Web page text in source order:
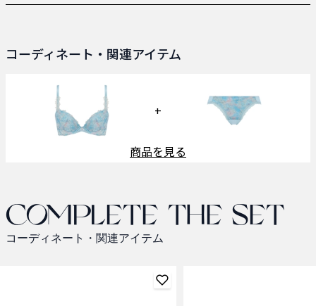
コーディネート・関連アイテム
+
商品を見る
Complete the set
コーディネート・関連アイテム